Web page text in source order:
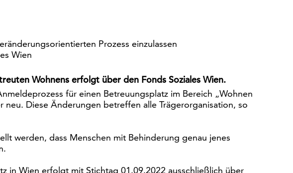
Prozess einzulassen
Wien
Wohnens erfolgt über den Fonds Soziales Wien.
für einen Betreuungsplatz im Bereich „Wohnen
Diese Änderungen betreffen alle Trägerorganisation, so
werden, dass Menschen mit Behinderung genau jenes
in Wien erfolgt mit Stichtag 01.09.2022 ausschließlich über